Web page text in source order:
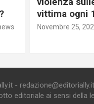
vittima ogni
Novembre 25,
- redazione@editorially.it
editoriale ai sensi della